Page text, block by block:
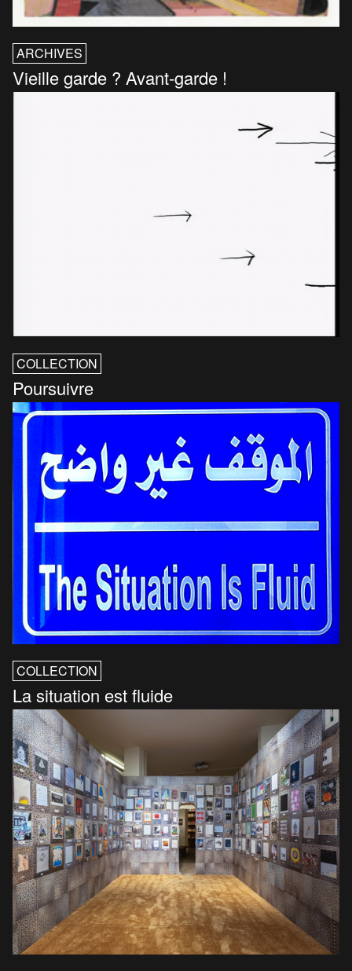
ARCHIVES
Vieille garde ? Avant-garde !
COLLECTION
Poursuivre
COLLECTION
La situation est fluide